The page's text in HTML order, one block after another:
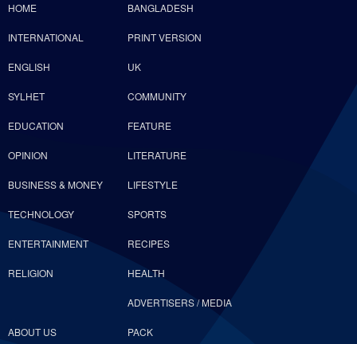
HOME BANGLADESH
INTERNATIONAL PRINT VERSION
ENGLISH UK
SYLHET COMMUNITY
EDUCATION FEATURE
OPINION LITERATURE
BUSINESS & MONEY LIFESTYLE
TECHNOLOGY SPORTS
ENTERTAINMENT RECIPES
RELIGION HEALTH
ABOUT US
ADVERTISERS / MEDIA
PACK